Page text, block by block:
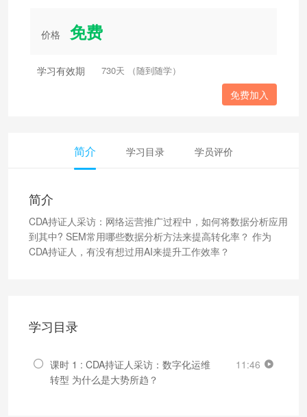
价格 免费
学习有效期 730天 （随到随学）
免费加入
简介 学习目录 学员评价
简介
CDA持证人采访：网络运营推广过程中，如何将数据分析应用
到其中? SEM常用哪些数据分析方法来提高转化率？ 作为
CDA持证人，有没有想过用AI来提升工作效率？
学习目录
课时 1 : CDA持证人采访：数字化运维
转型 为什么是大势所趋？
11:46